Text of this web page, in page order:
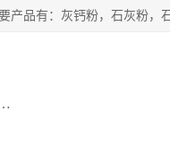
，江西石灰厂家，赣州石灰厂家，东莞石灰厂家